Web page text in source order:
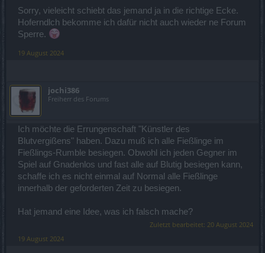
Sorry, vieleicht schiebt das jemand ja in die richtige Ecke.
Hoferndlch bekomme ich dafür nicht auch wieder ne Forum
Sperre.
19 August 2024
jochi386
Freiherr des Forums
Ich möchte die Errungenschaft "Künstler des
Blutvergißens" haben. Dazu muß ich alle Fießlinge im
Fießlings-Rumble besiegen. Obwohl ich jeden Gegner im
Spiel auf Gnadenlos und fast alle auf Blutig besiegen kann,
schaffe ich es nicht einmal auf Normal alle Fießlinge
innerhalb der geforderten Zeit zu besiegen.
Hat jemand eine Idee, was ich falsch mache?
Zuletzt bearbeitet: 20 August 2024
19 August 2024